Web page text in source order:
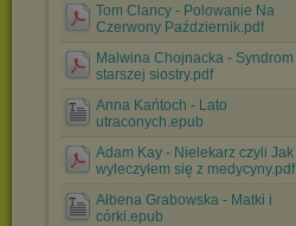
Tom Clancy - Polowanie Na
Czerwony Październik.pdf
Malwina Chojnacka - Syndrom
starszej siostry.pdf
Anna Kańtoch - Lato
utraconych.epub
Adam Kay - Nielekarz czyli Jak
wyleczyłem się z medycyny.pdf
Ałbena Grabowska - Matki i
córki.epub